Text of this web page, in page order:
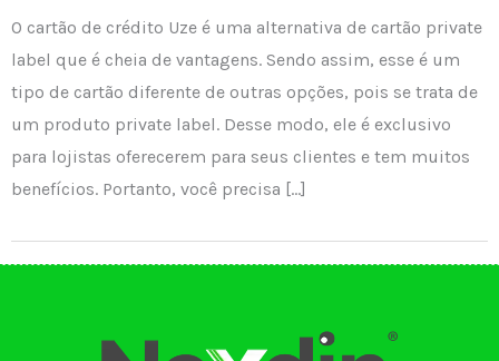
O cartão de crédito Uze é uma alternativa de cartão private
label que é cheia de vantagens. Sendo assim, esse é um
tipo de cartão diferente de outras opções, pois se trata de
um produto private label. Desse modo, ele é exclusivo
para lojistas oferecerem para seus clientes e tem muitos
benefícios. Portanto, você precisa […]